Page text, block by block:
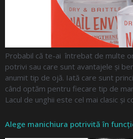
Probabil că te-ai întrebat de multe
potrivi sau care sunt avantajele și
anumit tip de ojă. Iată care sunt
când optăm pentru fiecare tip de
Lacul de unghii este cel mai clasic și
Alege manichiura potrivită în